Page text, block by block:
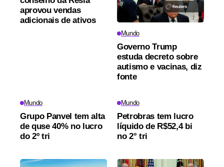
aprovou vendas
adicionais de ativos
Mundo
Governo Trump
estuda decreto sobre
autismo e vacinas, diz
fonte
Mundo
Grupo Panvel tem alta
de quse 40% no lucro
do 2º tri
Mundo
Petrobras tem lucro
líquido de R$52,4 bi
no 2° tri